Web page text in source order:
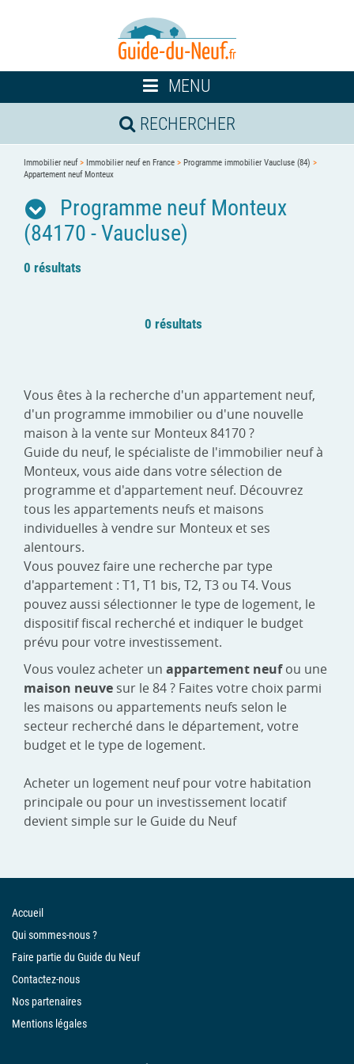
Toggle
navigation
MENU
RECHERCHER
Immobilier neuf> Immobilier neuf en France > Programme immobilier Vaucluse (84) >
Appartement neuf Monteux
Programme neuf Monteux
(84170 - Vaucluse)
0 résultats
0 résultats
Vous êtes à la recherche d'un appartement neuf,
d'un programme immobilier ou d'une nouvelle
maison à la vente sur Monteux 84170 ?
Guide du neuf, le spécialiste de l'immobilier neuf à
Monteux, vous aide dans votre sélection de
programme et d'appartement neuf. Découvrez
tous les appartements neufs et maisons
individuelles à vendre sur Monteux et ses
alentours.
Vous pouvez faire une recherche par type
d'appartement : T1, T1 bis, T2, T3 ou T4. Vous
pouvez aussi sélectionner le type de logement, le
dispositif fiscal recherché et indiquer le budget
prévu pour votre investissement.
Vous voulez acheter un appartement neufou une
maison neuve sur le 84 ? Faites votre choix parmi
les maisons ou appartements neufs selon le
secteur recherché dans le département, votre
budget et le type de logement.
Acheter un logement neuf pour votre habitation
principale ou pour un investissement locatif
devient simple sur le Guide du Neuf
Accueil
Qui sommes-nous ?
Faire partie du Guide du Neuf
Contactez-nous
Nos partenaires
Mentions légales